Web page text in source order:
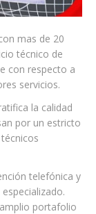
mas de 20
técnico de
con respecto a
servicios.
la calidad
por un estricto
telefónica y
portafolio